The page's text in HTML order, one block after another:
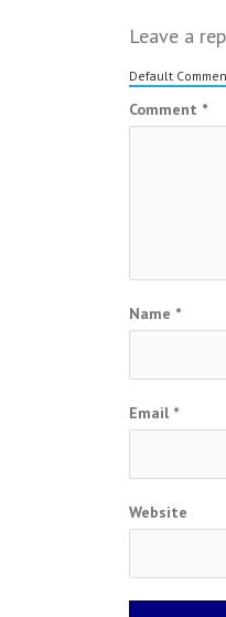
Leave a
Default
Comment *
Name *
Email *
Website